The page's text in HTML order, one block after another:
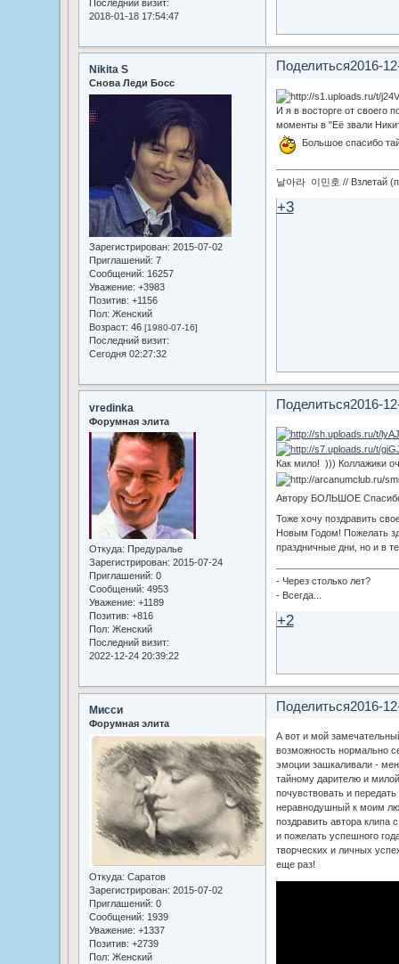
Последний визит:
2018-01-18 17:54:47
Поделиться2016-
Nikita S
Снова Леди Босс
Зарегистрирован: 2015-07-02
Приглашений: 7
Сообщений: 16257
Уважение: +3983
Позитив: +1156
Пол: Женский
Возраст: 46 [1980-07-16]
Последний визит:
Сегодня 02:27:32
И я в восторге от своего
моменты в "Её звали
Большое спасибо
날아라 이민호 // Взлетай
+3
Поделиться2016-
vredinka
Форумная элита
Откуда: Предуралье
Зарегистрирован: 2015-07-24
Приглашений: 0
Сообщений: 4953
Уважение: +1189
Позитив: +816
Пол: Женский
Последний визит:
2022-12-24 20:39:22
Как мило! ))) Коллажики
Автору БОЛЬШОЕ
Тоже хочу поздравить
Новым Годом! Пожелать
праздничные дни, но и в
- Через столько лет?
- Всегда...
+2
Поделиться2016-
Мисси
Форумная элита
Откуда: Саратов
Зарегистрирован: 2015-07-02
Приглашений: 0
Сообщений: 1939
Уважение: +1337
Позитив: +2739
Пол: Женский
А вот и мой
возможность нормально
эмоции зашкаливали -
тайному дарителю и
почувствовать и
неравнодушный к моим
поздравить автора
и пожелать успешного
творческих и личных
еще раз!